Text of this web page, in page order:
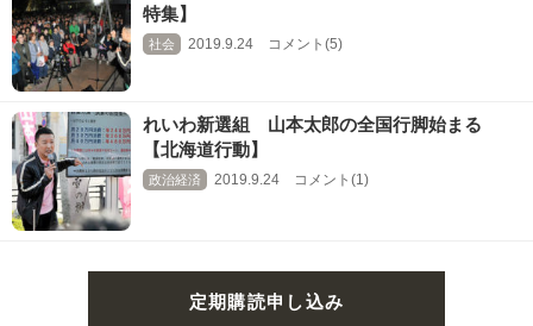
特集】
社会 2019.9.24 コメント(5)
れいわ新選組 山本太郎の全国行脚始まる
【北海道行動】
政治経済 2019.9.24 コメント(1)
定期購読申し込み